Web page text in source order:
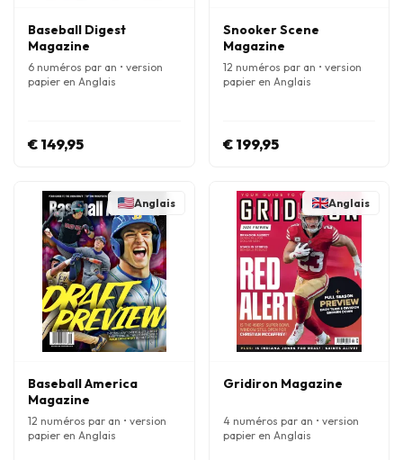
Baseball Digest
Magazine
6 numéros par an • version
papier en Anglais
€ 149,95
Snooker Scene
Magazine
12 numéros par an • version
papier en Anglais
€ 199,95
Anglais
Baseball America
Magazine
12 numéros par an • version
papier en Anglais
Anglais
Gridiron Magazine
4 numéros par an • version
papier en Anglais